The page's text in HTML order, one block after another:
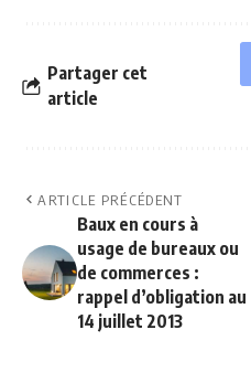
Partager cet
article
ARTICLE PRÉCÉDENT
Baux en cours à
usage de bureaux ou
de commerces :
rappel d’obligation au
14 juillet 2013